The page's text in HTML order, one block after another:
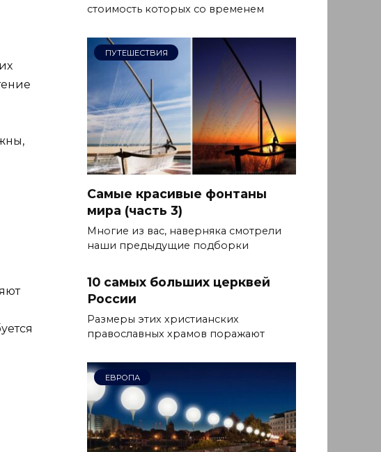
стоимость которых со временем
ПУТЕШЕСТВИЯ
Самые красивые фонтаны
мира (часть 3)
Многие из вас, наверняка смотрели
наши предыдущие подборки
10 самых больших церквей
России
Размеры этих христианских
православных храмов поражают
ЕВРОПА